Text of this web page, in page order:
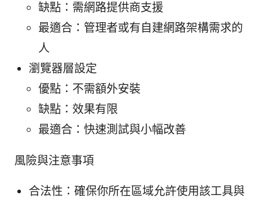
缺點：需網路提供商支援
最適合：管理者或有自建網路架構需求的
人
瀏覽器層設定
優點：不需額外安裝
缺點：效果有限
最適合：快速測試與小幅改善
風險與注意事項
合法性：確保你所在區域允許使用該工具與